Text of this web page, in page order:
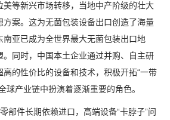
美等新兴市场转移，当地中产阶级的壮大
案。这为无菌包装设备出口创造了海量
南亚已成为全世界最大无菌包装出口地
。同时，中国本土企业通过并购、自主研
的性价比的设备和技术，积极开拓“一带
球产业链中扮演着逐渐重要的角色。
件长期依赖进口，高端设备“卡脖子”问